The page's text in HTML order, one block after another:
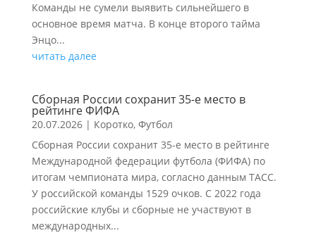
Команды не сумели выявить сильнейшего в
основное время матча. В конце второго тайма
Энцо...
читать далее
Сборная России сохранит 35-е место в
рейтинге ФИФА
20.07.2026| Коротко, Футбол
Сборная России сохранит 35-е место в рейтинге
Международной федерации футбола (ФИФА) по
итогам чемпионата мира, согласно данным ТАСС.
У российской команды 1529 очков. С 2022 года
российские клубы и сборные не участвуют в
международных...